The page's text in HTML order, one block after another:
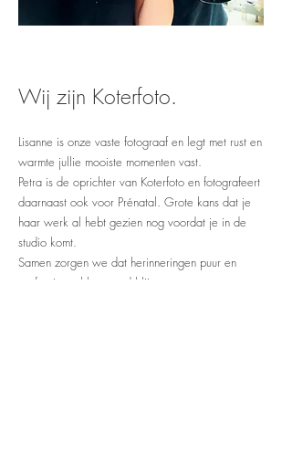
Wij zijn Koterfoto.
Lisanne is onze vaste fotograaf en legt met rust en
warmte jullie mooiste momenten vast.
Petra is de oprichter van Koterfoto en fotografeert
daarnaast ook voor Prénatal. Grote kans dat je
haar werk al hebt gezien nog voordat je in de
studio komt.
Samen zorgen we dat herinneringen puur en
professioneel bewaard blijven.